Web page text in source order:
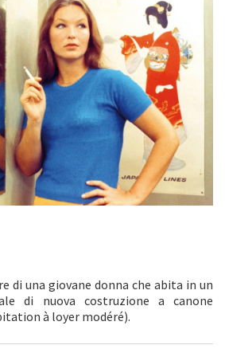
di una giovane donna che abita in un
di nuova costruzione a canone
à loyer modéré).